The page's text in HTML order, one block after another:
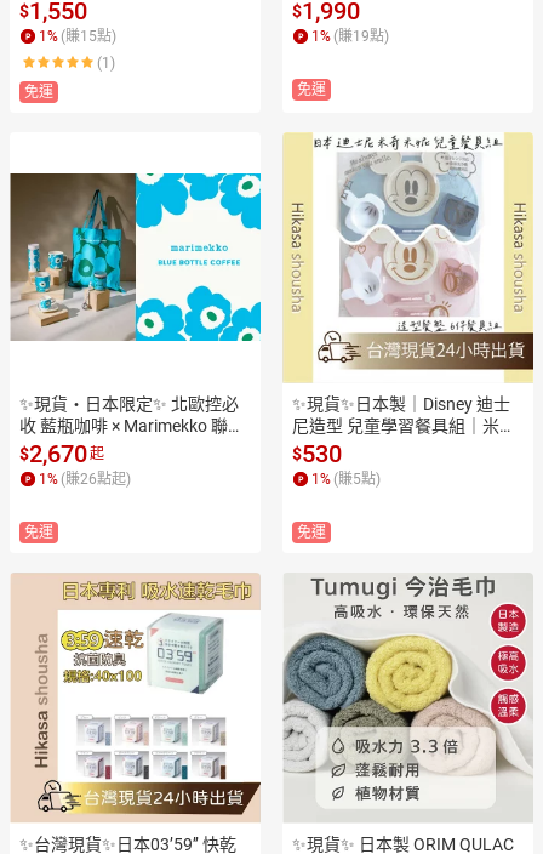
（原味／巧克力／楓糖）緊急
備糧必備 防災長備品
$1,550
1% (賺15點)
(1)
免運
營・緊急備糧必備 防災長備品
$1,990
1% (賺19點)
免運
✨現貨・日本限定✨ 北歐控必
收 藍瓶咖啡 × Marimekko 聯名
3款｜馬克杯/保溫杯/托特包｜
青山・福岡天神限定
$2,670起
1 % (賺26點起)
免運
✨現貨✨日本製｜Disney 迪士
尼造型 兒童學習餐具組｜米奇
米妮維尼｜可微波可洗碗｜湯
匙叉子附餐盤｜5個月以上寶寶
適用
$530
1 % (賺5點)
免運
✨台灣現貨✨日本03’59’’ 快乾
✨現貨✨ 日本製 ORIM QULAC